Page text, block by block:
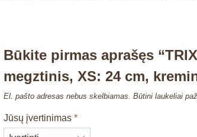
Būkite pirmas aprašęs
megztinis, XS: 24 cm,
El. pašto adresas nebus skelbiamas. Būtini laukeliai
Jūsų įvertinimas*